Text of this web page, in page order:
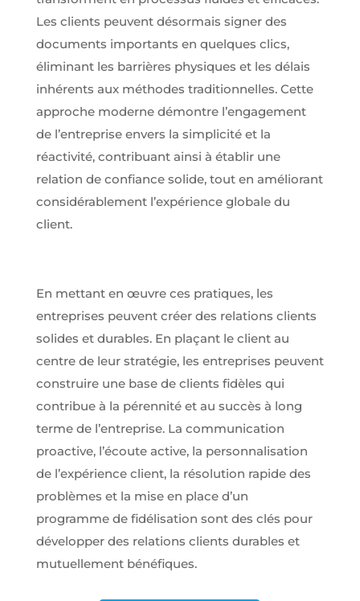
Les clients peuvent désormais signer des
documents importants en quelques clics,
éliminant les barrières physiques et les délais
inhérents aux méthodes traditionnelles. Cette
approche moderne démontre l’engagement
de l’entreprise envers la simplicité et la
réactivité, contribuant ainsi à établir une
relation de confiance solide, tout en améliorant
considérablement l’expérience globale du
client.
En mettant en œuvre ces pratiques, les
entreprises peuvent créer des relations clients
solides et durables. En plaçant le client au
centre de leur stratégie, les entreprises peuvent
construire une base de clients fidèles qui
contribue à la pérennité et au succès à long
terme de l’entreprise. La communication
proactive, l’écoute active, la personnalisation
de l’expérience client, la résolution rapide des
problèmes et la mise en place d’un
programme de fidélisation sont des clés pour
développer des relations clients durables et
mutuellement bénéfiques.